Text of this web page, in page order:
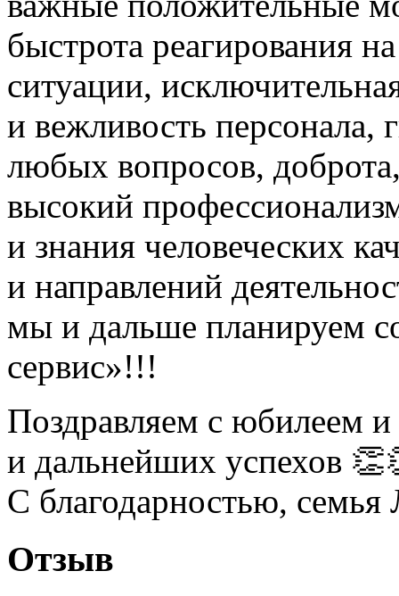
быстрота реагирования
ситуации,
и вежливость персонала,
любых вопросов,
высокий
и знания человеческих
и направлений
мы и дальше планируем
сервис»!!!
Поздравляем с юбилеем и
и дальнейших успехов
С благодарностью,
Отзыв